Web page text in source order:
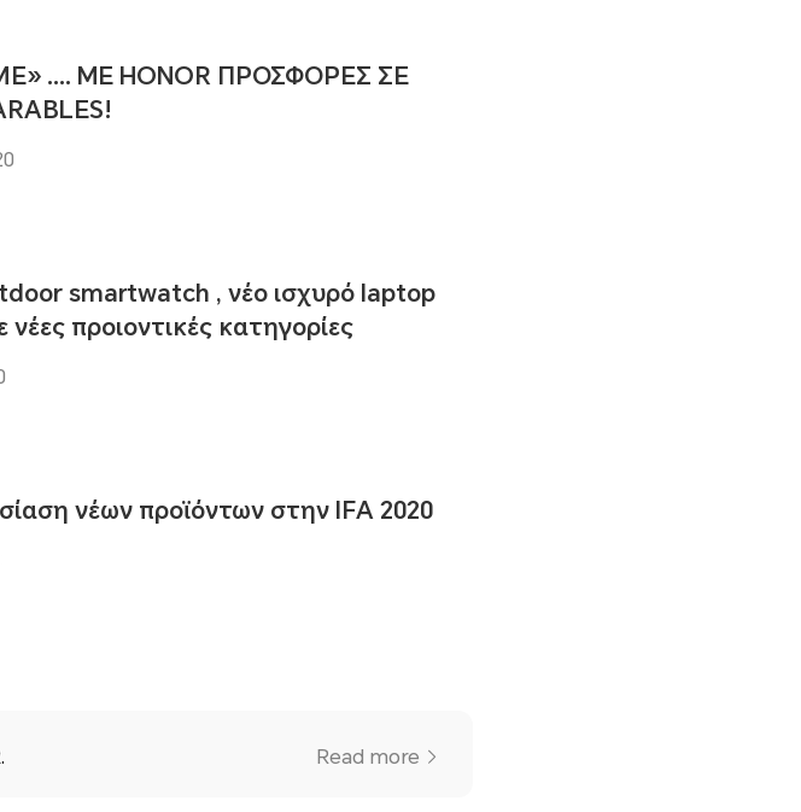
…. ME HONOR ΠΡΟΣΦΟΡΕΣ ΣΕ
smartwatch , νέο ισχυρό laptop
νέες προιοντικές κατηγορίες
νέων προϊόντων στην IFA 2020
Read more